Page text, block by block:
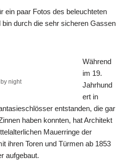
ein paar Fotos des beleuchteten
durch die sehr sicheren Gassen
night
Während
im 19.
Jahrhund
ert in
entstanden, die gar
haben konnten, hat Architekt
Mauerringe der
ihren Toren und Türmen ab 1853
aufgebaut.